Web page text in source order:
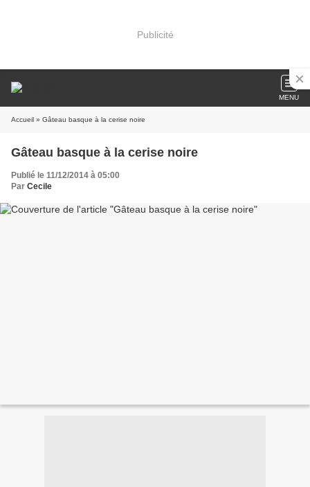
Publicité
MENU
Accueil » Gâteau basque à la cerise noire
Gâteau basque à la cerise noire
Publié le 11/12/2014 à 05:00
Par Cecile